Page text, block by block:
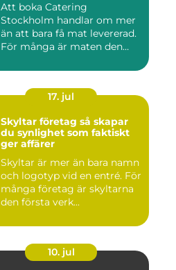
Att boka Catering
Stockholm handlar om mer
än att bara få mat levererad.
För många är maten den
17. jul
Skyltar företag så skapar
du synlighet som faktiskt
ger affärer
Skyltar är mer än bara namn
och logotyp vid en entré. För
många företag är skyltarna
den första verk...
10. jul